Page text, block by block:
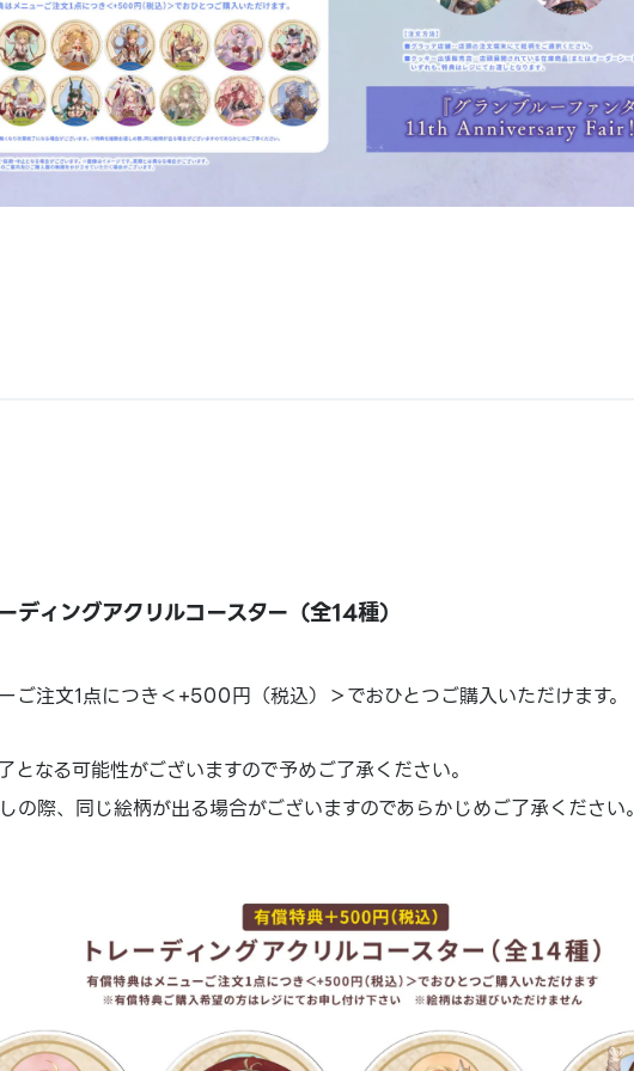
ディングアクリルコースター（全14種）
ご注文1点につき＜+500円（税込）＞でおひとつご購入いただけます。
なる可能性がございますので予めご了承ください。
際、同じ絵柄が出る場合がございますのであらかじめご了承ください。